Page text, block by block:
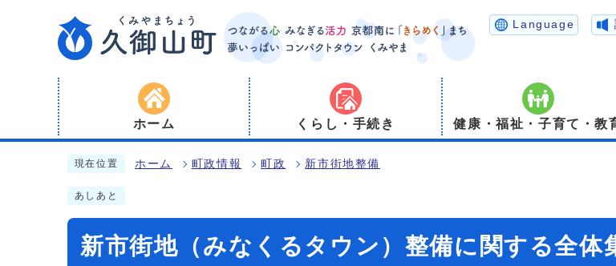
Language
ホーム くらし・手続き 健康・福祉・子育て・教
現在位置 ホーム 町政情報 町政 新市街地整備
あしあと
新市街地（みなくるタウン）整備に関する全体